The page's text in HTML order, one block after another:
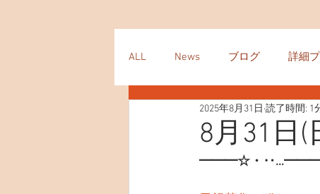
ALL News ブログ 詳細
8月31日(
2025年8月31日 読了時間: 1
━━━☆・